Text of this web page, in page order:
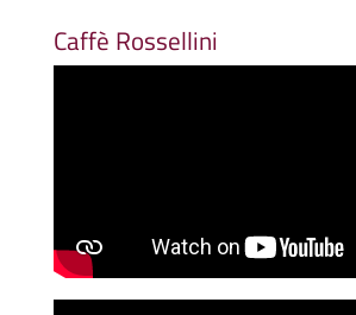
Caffè Rossellini